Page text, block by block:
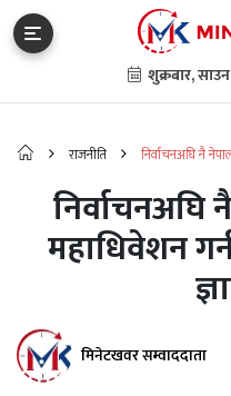
राजनीति निर्वाचनअघि नै
निर्वाचनअघि
महाधिवेशन
मिनेटखवर सम्वाददाता